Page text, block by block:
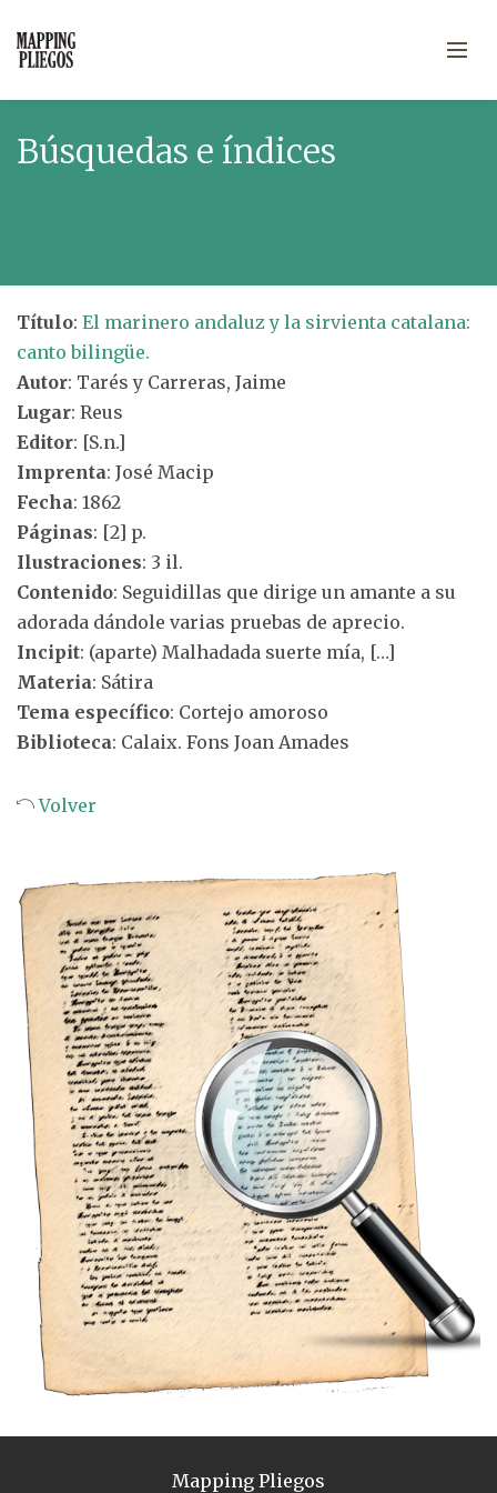
Búsquedas e índices
Título: El marinero andaluz y la sirvienta catalana:
canto bilingüe.
Autor: Tarés y Carreras, Jaime
Lugar: Reus
Editor: [S.n.]
Imprenta: José Macip
Fecha: 1862
Páginas: [2] p.
Ilustraciones: 3 il.
Contenido: Seguidillas que dirige un amante a su
adorada dándole varias pruebas de aprecio.
Incipit: (aparte) Malhadada suerte mía, […]
Materia: Sátira
Tema específico: Cortejo amoroso
Biblioteca: Calaix. Fons Joan Amades
Volver
Mapping Pliegos